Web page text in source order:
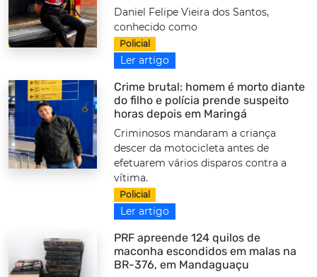
Daniel Felipe Vieira dos Santos,
conhecido como
Policial
Ler artigo
Crime brutal: homem é morto diante
do filho e polícia prende suspeito
horas depois em Maringá
Criminosos mandaram a criança
descer da motocicleta antes de
efetuarem vários disparos contra a
vítima.
Policial
Ler artigo
PRF apreende 124 quilos de
maconha escondidos em malas na
BR-376, em Mandaguaçu